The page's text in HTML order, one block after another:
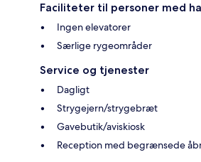
Faciliteter til personer med
Ingen elevatorer
Særlige rygeområder
Service og tjenester
Dagligt
Strygejern/strygebræt
Gavebutik/aviskiosk
Reception med begrænsede